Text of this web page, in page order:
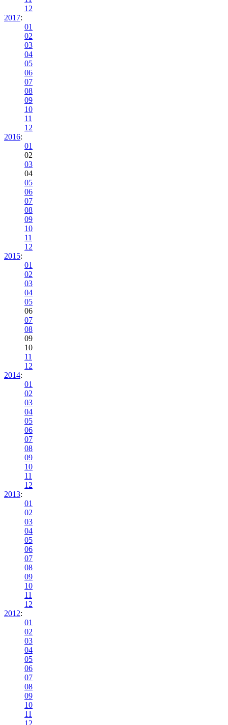
12
2017:
01
02
03
04
05
06
07
08
09
10
11
12
2016:
01
02
03
04
05
06
07
08
09
10
11
12
2015:
01
02
03
04
05
06
07
08
09
10
11
12
2014:
01
02
03
04
05
06
07
08
09
10
11
12
2013:
01
02
03
04
05
06
07
08
09
10
11
12
2012:
01
02
03
04
05
06
07
08
09
10
11
12